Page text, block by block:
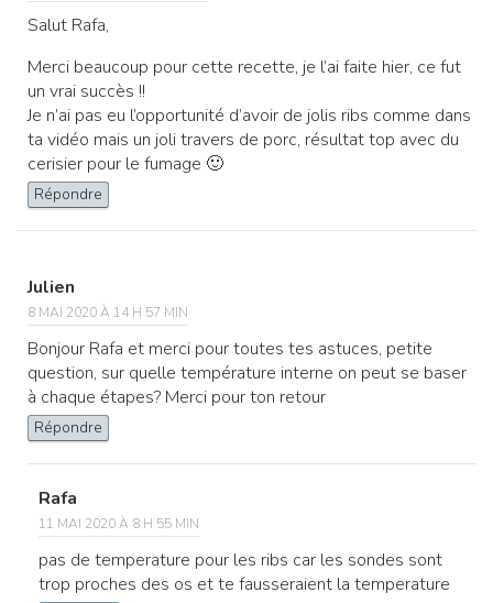
Salut Rafa,
Merci beaucoup pour cette recette, je l’ai faite hier, ce fut
un vrai succès !!
Je n’ai pas eu l’opportunité d’avoir de jolis ribs comme dans
ta vidéo mais un joli travers de porc, résultat top avec du
cerisier pour le fumage 🙂
Répondre
Julien
8 MAI 2020 À 14 H 57 MIN
Bonjour Rafa et merci pour toutes tes astuces, petite
question, sur quelle température interne on peut se baser
à chaque étapes? Merci pour ton retour
Répondre
Rafa
11 MAI 2020 À 8 H 55 MIN
pas de temperature pour les ribs car les sondes sont
trop proches des os et te fausseraient la temperature